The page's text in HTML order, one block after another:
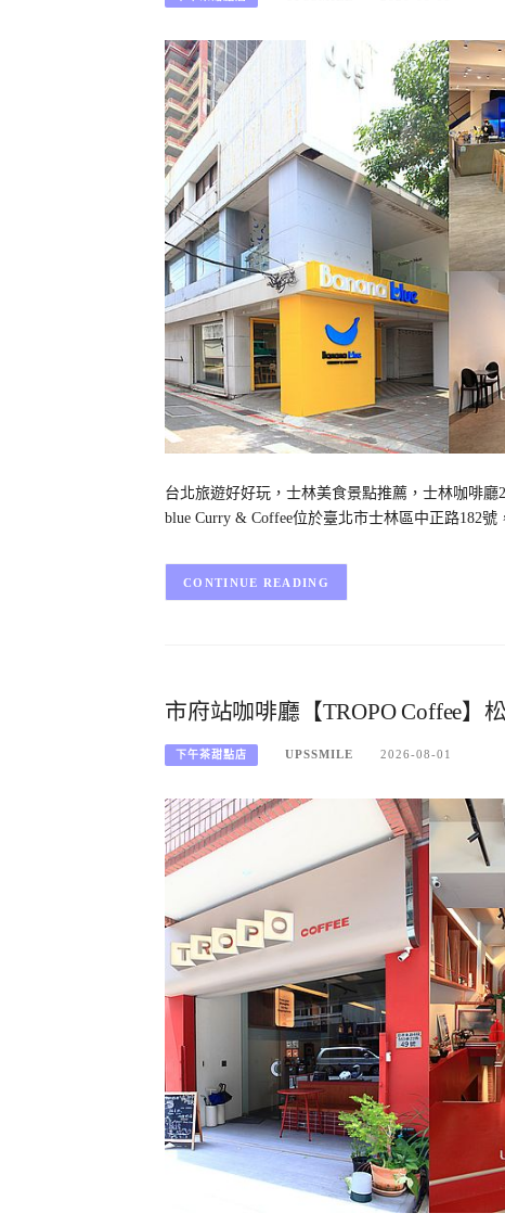
台北旅遊好好玩，士林美食景點推薦，士林咖啡廳
blue Curry & Coffee位於臺北市士林區中正路182
CONTINUE READING
市府站咖啡廳【TROPO Coffee】
下午茶甜點店 UPSSMILE 2026-08-01